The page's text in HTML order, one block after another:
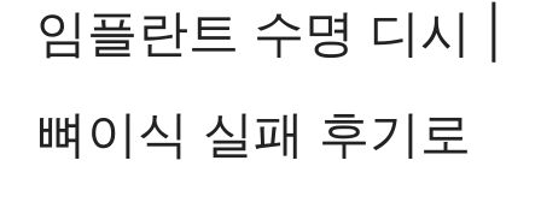
임플란트 수명 디시 |
뼈이식 실패 후기로